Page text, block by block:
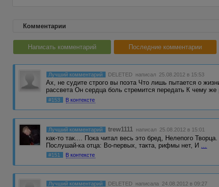
Комментарии
Написать комментарий Последние комментарии
Лучший комментарий DELETED написал 25.08.2012 в 15:53
Ах, не судите строго вы поэта Что лишь пытается о
рассвета Он сердца боль стремится передать К чему
#153 В контексте
Лучший комментарий trew1111 написал 25.08.2012 в 15:01
как-то так.... Пока читал весь это бред, Нелепого
Послушай-ка отца: Во-первых, такта, рифмы нет, И
#151 В контексте
Лучший комментарий DELETED написала 24.08.2012 в 09:27